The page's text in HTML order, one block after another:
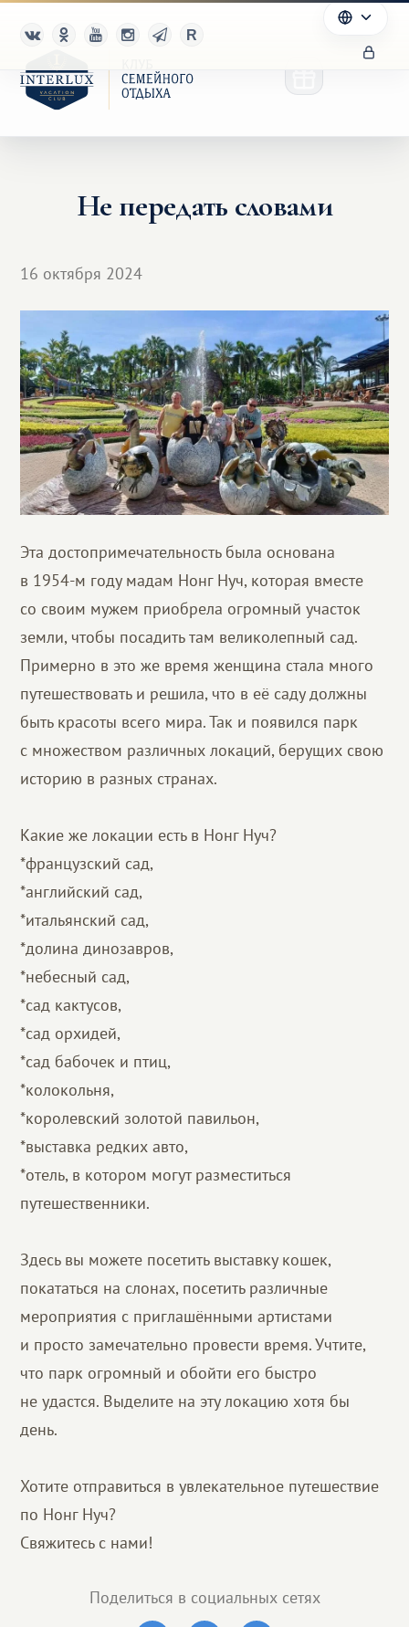
Клуб
Благотворительность
Не передать словами
16 октября 2024
Эта достопримечательность была основана
в 1954-м году мадам Нонг Нуч, которая вместе
со своим мужем приобрела огромный участок
земли, чтобы посадить там великолепный сад.
Примерно в это же время женщина стала много
путешествовать и решила, что в её саду должны
быть красоты всего мира. Так и появился парк
с множеством различных локаций, берущих свою
историю в разных странах.
Какие же локации есть в Нонг Нуч?
*французский сад,
*английский сад,
*итальянский сад,
*долина динозавров,
*небесный сад,
*сад кактусов,
*сад орхидей,
*сад бабочек и птиц,
*колокольня,
*королевский золотой павильон,
*выставка редких авто,
*отель, в котором могут разместиться
путешественники.
Здесь вы можете посетить выставку кошек,
покататься на слонах, посетить различные
мероприятия с приглашёнными артистами
и просто замечательно провести время. Учтите,
что парк огромный и обойти его быстро
не удастся. Выделите на эту локацию хотя бы
день.
Хотите отправиться в увлекательное путешествие
по Нонг Нуч?
Свяжитесь с нами!
Поделиться в социальных сетях